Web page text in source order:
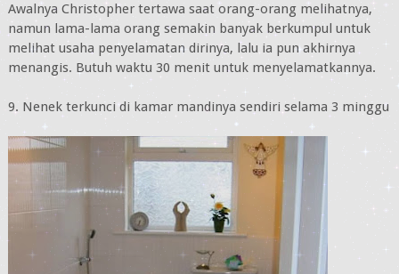
Awalnya Christopher tertawa saat orang-orang melihatnya,
namun lama-lama orang semakin banyak berkumpul untuk
melihat usaha penyelamatan dirinya, lalu ia pun akhirnya
menangis. Butuh waktu 30 menit untuk menyelamatkannya.
9. Nenek terkunci di kamar mandinya sendiri selama 3 minggu